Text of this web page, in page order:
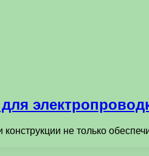
не только